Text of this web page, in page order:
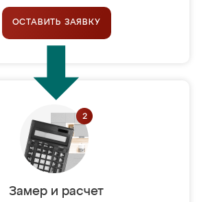
ОСТАВИТЬ ЗАЯВКУ
Замер и расчет